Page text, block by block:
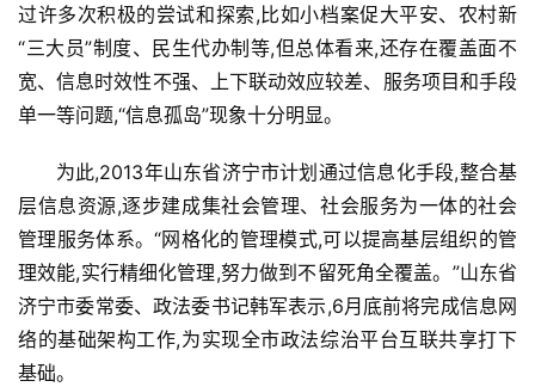
过许多次积极的尝试和探索,比如小档案促大平安、农村新
“三大员”制度、民生代办制等,但总体看来,还存在覆盖面不
宽、信息时效性不强、上下联动效应较差、服务项目和手段
单一等问题,“信息孤岛”现象十分明显。
为此,2013年山东省济宁市计划通过信息化手段,整合基
层信息资源,逐步建成集社会管理、社会服务为一体的社会
管理服务体系。“网格化的管理模式,可以提高基层组织的管
理效能,实行精细化管理,努力做到不留死角全覆盖。”山东省
济宁市委常委、政法委书记韩军表示,6月底前将完成信息网
络的基础架构工作,为实现全市政法综治平台互联共享打下
基础。